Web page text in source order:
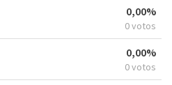
0,00%
0 votos
0,00%
0 votos